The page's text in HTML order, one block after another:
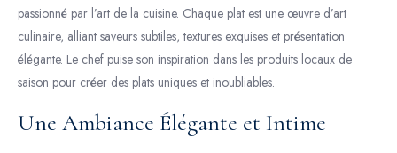
passionné par l’art de la cuisine. Chaque plat est une œuvre d’art
culinaire, alliant saveurs subtiles, textures exquises et présentation
élégante. Le chef puise son inspiration dans les produits locaux de
saison pour créer des plats uniques et inoubliables.
Une Ambiance Élégante et Intime